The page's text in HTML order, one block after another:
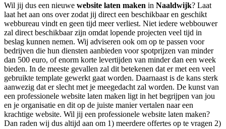
Wil jij dus een nieuwe website laten maken in Naaldwijk? Laat
laat het aan ons over zodat jij direct een beschikbaar en geschikt
webbureau vindt en geen tijd meer verliest. Niet iedere webbouwer
zal direct beschikbaar zijn omdat lopende projecten veel tijd in
beslag kunnen nemen. Wij adviseren ook om op te passen voor
bedrijven die hun diensten aanbieden voor spotprijzen van minder
dan 500 euro, of enorm korte levertijden van minder dan een week
bieden. In de meeste gevallen zal dit betekenen dat er met een veel
gebruikte template gewerkt gaat worden. Daarnaast is de kans sterk
aanwezig dat er slecht met je meegedacht zal worden. De kunst van
een professionele website laten maken ligt in het begrijpen van jou
en je organisatie en dit op de juiste manier vertalen naar een
krachtige website. Wil jij een professionele website laten maken?
Dan raden wij dus altijd aan om 1) meerdere offertes op te vragen 2)